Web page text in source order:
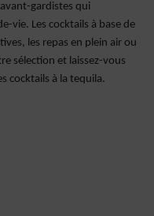
gardistes qui
vie. Les cocktails à base de
les repas en plein air ou
sélection et laissez-vous
cocktails à la tequila.